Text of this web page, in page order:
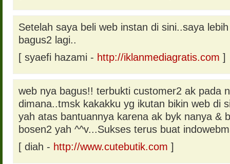
Setelah saya beli web instan di sini..saya
bagus2 lagi..
[ syaefi hazami - http://iklanmediagratis.com ]
web nya bagus!! terbukti customer2 ak pada
dimana..tmsk kakakku yg ikutan bikin web di
yah atas bantuannya karena ak byk nanya &
bosen2 yah ^^v...Sukses terus buat
[ diah - http://www.cutebutik.com ]